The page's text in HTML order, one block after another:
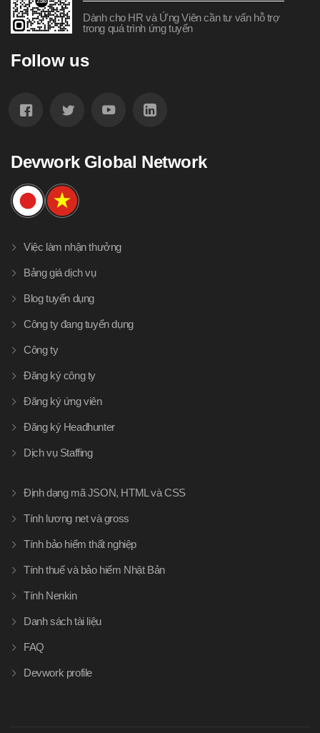
Dành cho HR và Ứng Viên cần tư vấn hỗ trợ
trong quá trình ứng tuyển
Follow us
Devwork Global Network
Việc làm nhận thưởng
Bảng giá dịch vụ
Blog tuyển dụng
Công ty đang tuyển dụng
Công ty
Đăng ký công ty
Đăng ký ứng viên
Đăng ký Headhunter
Dịch vụ Staffing
Định dạng mã JSON, HTML và CSS
Tính lương net và gross
Tính bảo hiểm thất nghiệp
Tính thuế và bảo hiểm Nhật Bản
Tính Nenkin
Danh sách tài liệu
FAQ
Devwork profile